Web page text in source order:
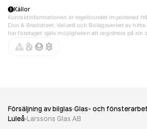
Källor
Kontaktinformationen är regelbundet importerad
Dun & Bradstreet, Value8 och Bolagsverket av
har företaget själv möjligheten att registrera på sin
Försäljning av bilglas Glas- och
Luleå Larssons Glas AB